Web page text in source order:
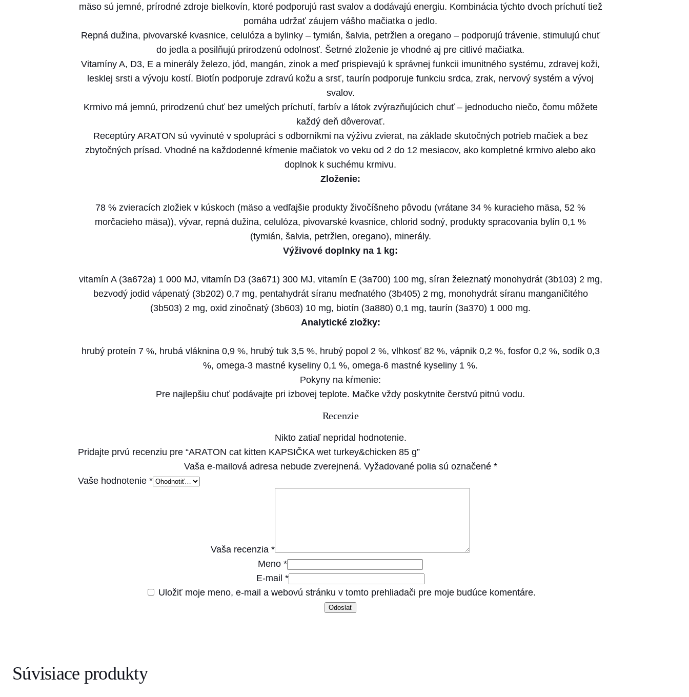
mäso sú jemné, prírodné zdroje bielkovín, ktoré podporujú rast svalov a dodávajú energiu. Kombinácia týchto dvoch príchutí tiež
pomáha udržať záujem vášho mačiatka o jedlo.
Repná dužina, pivovarské kvasnice, celulóza a bylinky – tymián, šalvia, petržlen a oregano – podporujú trávenie, stimulujú chuť
do jedla a posilňujú prirodzenú odolnosť. Šetrné zloženie je vhodné aj pre citlivé mačiatka.
Vitamíny A, D3, E a minerály železo, jód, mangán, zinok a meď prispievajú k správnej funkcii imunitného systému, zdravej koži,
lesklej srsti a vývoju kostí. Biotín podporuje zdravú kožu a srsť, taurín podporuje funkciu srdca, zrak, nervový systém a vývoj
svalov.
Krmivo má jemnú, prirodzenú chuť bez umelých príchutí, farbív a látok zvýrazňujúcich chuť – jednoducho niečo, čomu môžete
každý deň dôverovať.
Receptúry ARATON sú vyvinuté v spolupráci s odborníkmi na výživu zvierat, na základe skutočných potrieb mačiek a bez
zbytočných prísad. Vhodné na každodenné kŕmenie mačiatok vo veku od 2 do 12 mesiacov, ako kompletné krmivo alebo ako
doplnok k suchému krmivu.
Zloženie:
78 % zvieracích zložiek v kúskoch (mäso a vedľajšie produkty živočíšneho pôvodu (vrátane 34 % kuracieho mäsa, 52 %
morčacieho mäsa)), vývar, repná dužina, celulóza, pivovarské kvasnice, chlorid sodný, produkty spracovania bylín 0,1 %
(tymián, šalvia, petržlen, oregano), minerály.
Výživové doplnky na 1 kg:
vitamín A (3a672a) 1 000 MJ, vitamín D3 (3a671) 300 MJ, vitamín E (3a700) 100 mg, síran železnatý monohydrát (3b103) 2 mg,
bezvodý jodid vápenatý (3b202) 0,7 mg, pentahydrát síranu meďnatého (3b405) 2 mg, monohydrát síranu manganičitého
(3b503) 2 mg, oxid zinočnatý (3b603) 10 mg, biotín (3a880) 0,1 mg, taurín (3a370) 1 000 mg.
Analytické zložky:
hrubý proteín 7 %, hrubá vláknina 0,9 %, hrubý tuk 3,5 %, hrubý popol 2 %, vlhkosť 82 %, vápnik 0,2 %, fosfor 0,2 %, sodík 0,3
%, omega-3 mastné kyseliny 0,1 %, omega-6 mastné kyseliny 1 %.
Pokyny na kŕmenie:
Pre najlepšiu chuť podávajte pri izbovej teplote. Mačke vždy poskytnite čerstvú pitnú vodu.
Recenzie
Nikto zatiaľ nepridal hodnotenie.
Pridajte prvú recenziu pre “ARATON cat kitten KAPSIČKA wet turkey&chicken 85 g”
Vaša e-mailová adresa nebude zverejnená. Vyžadované polia sú označené *
Vaše hodnotenie *
Vaša recenzia *
Meno *
E-mail *
Uložiť moje meno, e-mail a webovú stránku v tomto prehliadači pre moje budúce komentáre.
Súvisiace produkty